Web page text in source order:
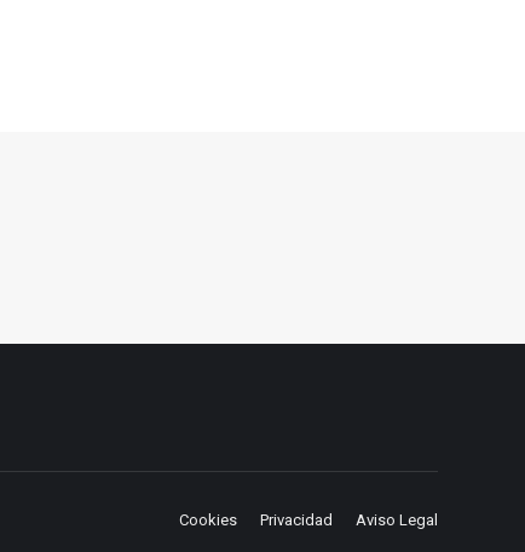
Cookies Privacidad Aviso Legal